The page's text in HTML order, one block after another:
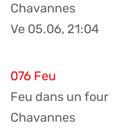
Chavannes
Ve 05.06, 21:04
076 Feu
Feu dans un four
Chavannes